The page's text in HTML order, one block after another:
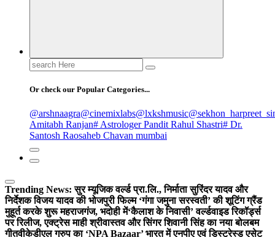
Search
for:
Or check our Popular Categories...
@arshnaagra@cinemixlabs@lxkshmusic
Amitabh Ranjan# Astrologer Pandit Rahul Shastri# Dr.
Santosh Raosaheb Chavan mumbai
Trending News: सुर म्यूजिक वर्ल्ड प्रा.लि., निर्माता सुरिंदर यादव और
निर्देशक विजय यादव की भोजपुरी फिल्म ‘गंगा जमुना सरस्वती’ की शूटिंग ग्रैंड
मुहूर्त करके शुरू महराजगंज, भदोही में‘कैलाश के निवासी’ वर्ल्डवाइड रिकॉर्ड्स
पर रिलीज, एक्ट्रेस माही श्रीवास्तव और सिंगर शिवानी सिंह का नया बोलबम
गीतवीकेडीएल ग्रुप का ‘NPA Bazaar’ भारत में एनपीए एवं डिस्ट्रेस्ड एसेट